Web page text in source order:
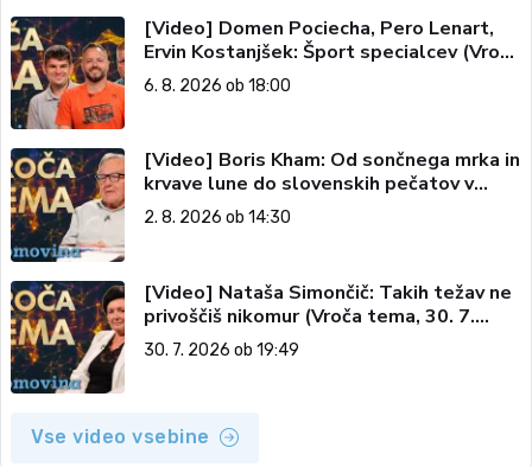
[Video] Domen Pociecha, Pero Lenart,
Ervin Kostanjšek: Šport specialcev (Vroča
tema, 6. 8. 2026)
6. 8. 2026 ob 18:00
[Video] Boris Kham: Od sončnega mrka in
krvave lune do slovenskih pečatov v
vesolju (Vroča tema, 2. 8. 2026)
2. 8. 2026 ob 14:30
[Video] Nataša Simončič: Takih težav ne
privoščiš nikomur (Vroča tema, 30. 7.
2026)
30. 7. 2026 ob 19:49
Vse video vsebine